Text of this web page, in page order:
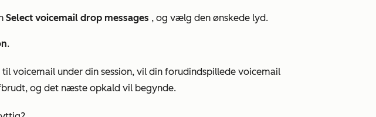
Select voicemail drop messages , og vælg den ønskede lyd.
.
voicemail under din session, vil din forudindspillede voicemail
og det næste opkald vil begynde.